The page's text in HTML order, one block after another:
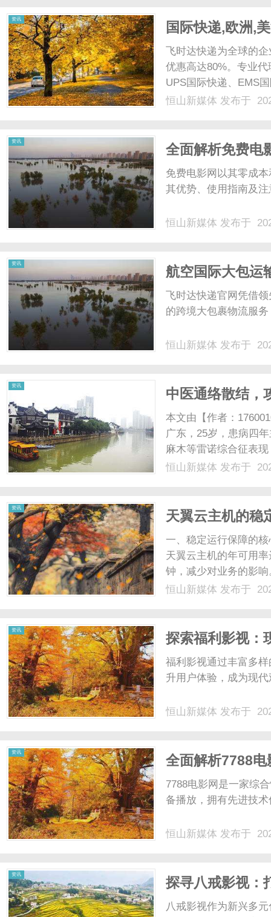
资讯
国际快递,欧洲,
非洲.东南亚促销
飞时达快递为全球的
优惠高达80%。专业
UPS国际快递、EMS
业务。飞时达快递联
恒山新媒体 发布于
资讯
全面解析免费电
体验
免费电影网以其零成
其优势、使用指南及
恒山新媒体 发布于
资讯
航空国际大包
南
飞时达快递官网凭借
的跨境大包裹物流服
恒山新媒体 发布于
资讯
中医通络散结，
本文由【作者：
广东，25岁，患病四
麻木等雷诺综合征表
厚紧绷，肌肤弹性大
恒山新媒体 发布于
资讯
天翼云主机的稳
一、稳定运行保障的
天翼云主机的年可用
钟，减少对业务的影
失、不损坏，即使发
恒山新媒体 发布于
资讯
探索福利影视：
福利影视通过丰富多
升用户体验，成为现
恒山新媒体 发布于
资讯
全面解析7788
7788电影网是一家综
备播放，拥有先进技
恒山新媒体 发布于
资讯
探寻八戒影视：
八戒影视作为新兴多